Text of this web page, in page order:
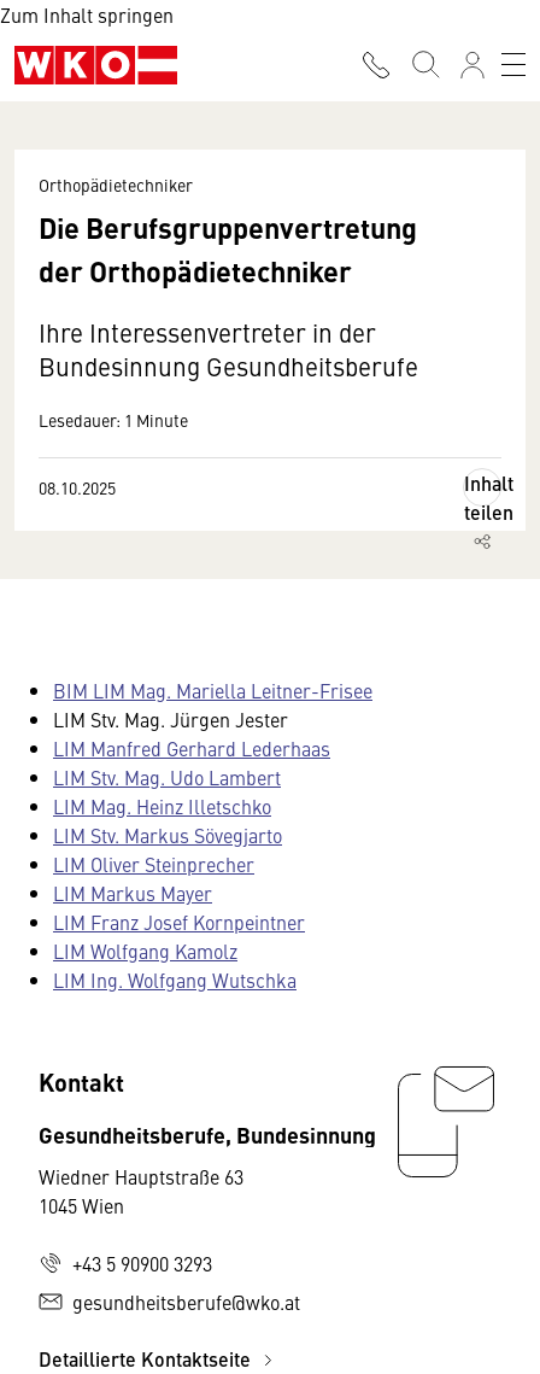
Zum Inhalt springen
Orthopädietechniker
Die Berufsgruppenvertretung
der Orthopädietechniker
Ihre Interessenvertreter in der
Bundesinnung Gesundheitsberufe
Lesedauer: 1 Minute
08.10.2025
Inhalt
teilen
BIM LIM Mag. Mariella Leitner-Frisee
LIM Stv. Mag. Jürgen Jester
LIM Manfred Gerhard Lederhaas
LIM Stv. Mag. Udo Lambert
LIM Mag. Heinz Illetschko
LIM Stv. Markus Sövegjarto
LIM Oliver Steinprecher
LIM Markus Mayer
LIM Franz Josef Kornpeintner
LIM Wolfgang Kamolz
LIM Ing. Wolfgang Wutschka
Kontakt
Gesundheitsberufe, Bundesinnung
Wiedner Hauptstraße 63
1045 Wien
+43 5 90900 3293
gesundheitsberufe@wko.at
Detaillierte Kontaktseite